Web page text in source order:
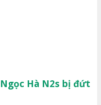
Hà N2s bị đứt